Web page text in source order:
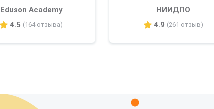
Eduson Academy
4.5 (164 отзыва)
НИИДПО
4.9 (261 отзыв)